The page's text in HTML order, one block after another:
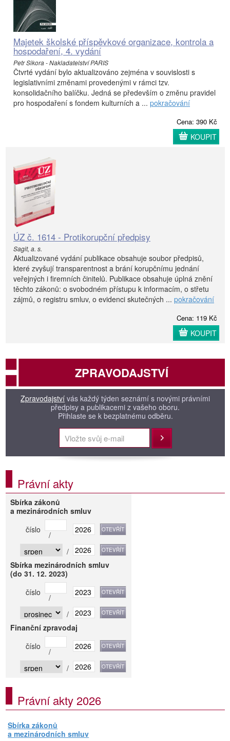
Majetek školské příspěvkové organizace, kontrola a
hospodaření, 4. vydání
Petr Sikora - Nakladatelství PARIS
Čtvrté vydání bylo aktualizováno zejména v souvislosti s
legislativními změnami provedenými v rámci tzv.
konsolidačního balíčku. Jedná se především o změnu pravidel
pro hospodaření s fondem kulturních a ... pokračování
Cena: 390 Kč
KOUPIT
ÚZ č. 1614 - Protikorupční předpisy
Sagit, a. s.
Aktualizované vydání publikace obsahuje soubor předpisů,
které zvyšují transparentnost a brání korupčnímu jednání
veřejných i firemních činitelů. Publikace obsahuje úplná znění
těchto zákonů: o svobodném přístupu k informacím, o střetu
zájmů, o registru smluv, o evidenci skutečných ... pokračování
Cena: 119 Kč
KOUPIT
ZPRAVODAJSTVÍ
Zpravodajství vás každý týden seznámí s novými právními
předpisy a publikacemi z vašeho oboru.
Přihlaste se k bezplatnému odběru.
Přihlásit
Právní akty
Sbírka zákonů
a mezinárodních smluv
číslo
/
/
Sbírka mezinárodních smluv
(do 31. 12. 2023)
číslo
/
/
Finanční zpravodaj
číslo
/
/
Právní akty 2026
Sbírka zákonů
a mezinárodních smluv